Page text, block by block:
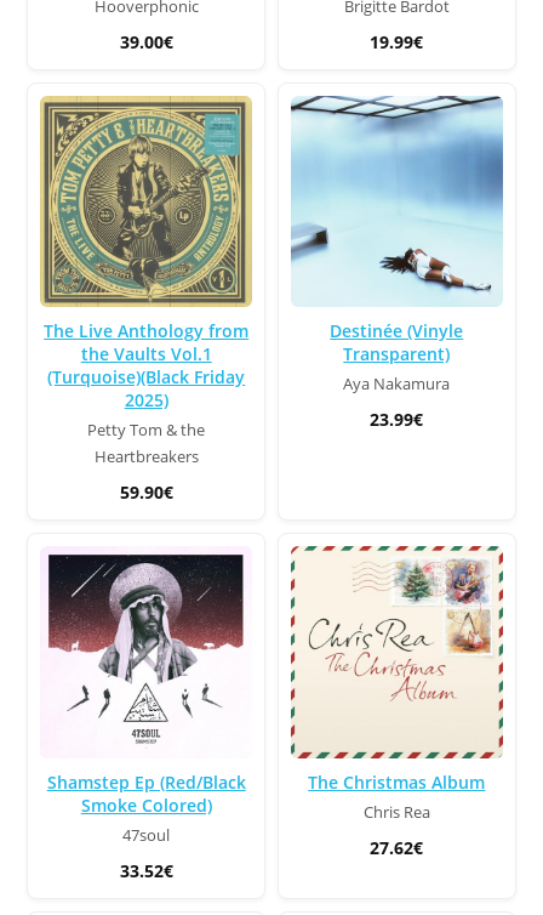
Hooverphonic
39.00€
Brigitte Bardot
19.99€
The Live Anthology from
the Vaults Vol.1
(Turquoise)(Black Friday
2025)
Petty Tom & the
Heartbreakers
59.90€
Destinée (Vinyle
Transparent)
Aya Nakamura
23.99€
Shamstep Ep (Red/Black
Smoke Colored)
47soul
33.52€
The Christmas Album
Chris Rea
27.62€